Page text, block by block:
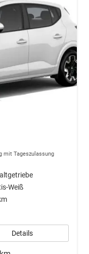
mit Tageszulassung
Weiß
Details